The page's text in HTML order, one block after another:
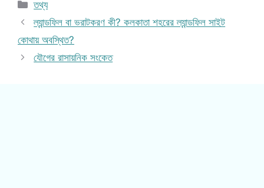
তথ্য
ল্যান্ডফিল বা ভরাটকরণ কী? কলকাতা শহরের ল্যান্ডফিল সাইট
কোথায় অবস্থিত?
যৌগের রাসায়নিক সংকেত